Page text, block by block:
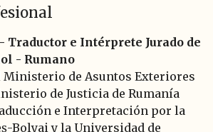
Traductor e Intérprete Jurado de
- Rumano
Ministerio de Asuntos Exteriores
de Justicia de Rumanía
e Interpretación por la
Bolyai y la Universidad de